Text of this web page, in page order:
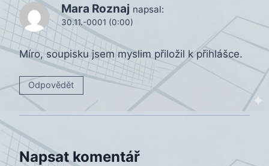
Mara Roznaj napsal:
30.11.-0001 (0:00)
Míro, soupisku jsem myslim přiložil k přihlášce.
Odpovědět
Napsat komentář